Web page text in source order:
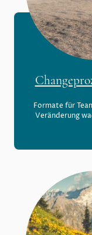
Formate für
Veränderung